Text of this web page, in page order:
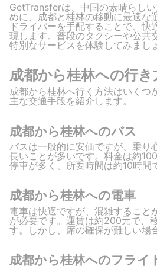
GetTransferは、中国の素晴らし
めに、成都と桂林の移動に最適な
ドライバーを手配することで、快
現します。普段のタクシーや公共
特別なサービスを体験してみまし
成都から桂林への行き
成都から桂林へ行く方法はいくつ
主な交通手段を紹介します。
成都から桂林へのバス
バスは一般的に安価ですが、乗り
長いことが多いです。料金は約
停車が多く、所要時間は約10時間
成都から桂林への電車
電車は快適ですが、混雑すること
が必要です。運賃は約200元で、
す。しかし、席の確保が難しい場
成都から桂林へのフライ